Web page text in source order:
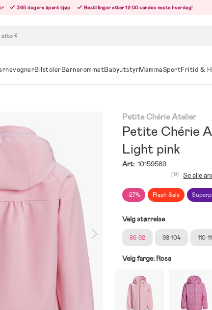
365 dagers åpent kjøp Bestillinger etter 12:00 sendes neste hverdag!
BilstolerBarnerommetBabyutstyrMammaSportFritid &
Petite Chérie Atelier
Petite Chérie
Light pink
Art: 10159589
-27% Flash Sale
(9) Se alle
Velg størrelse
86-92 98-104 110-
Velg farge: Rosa